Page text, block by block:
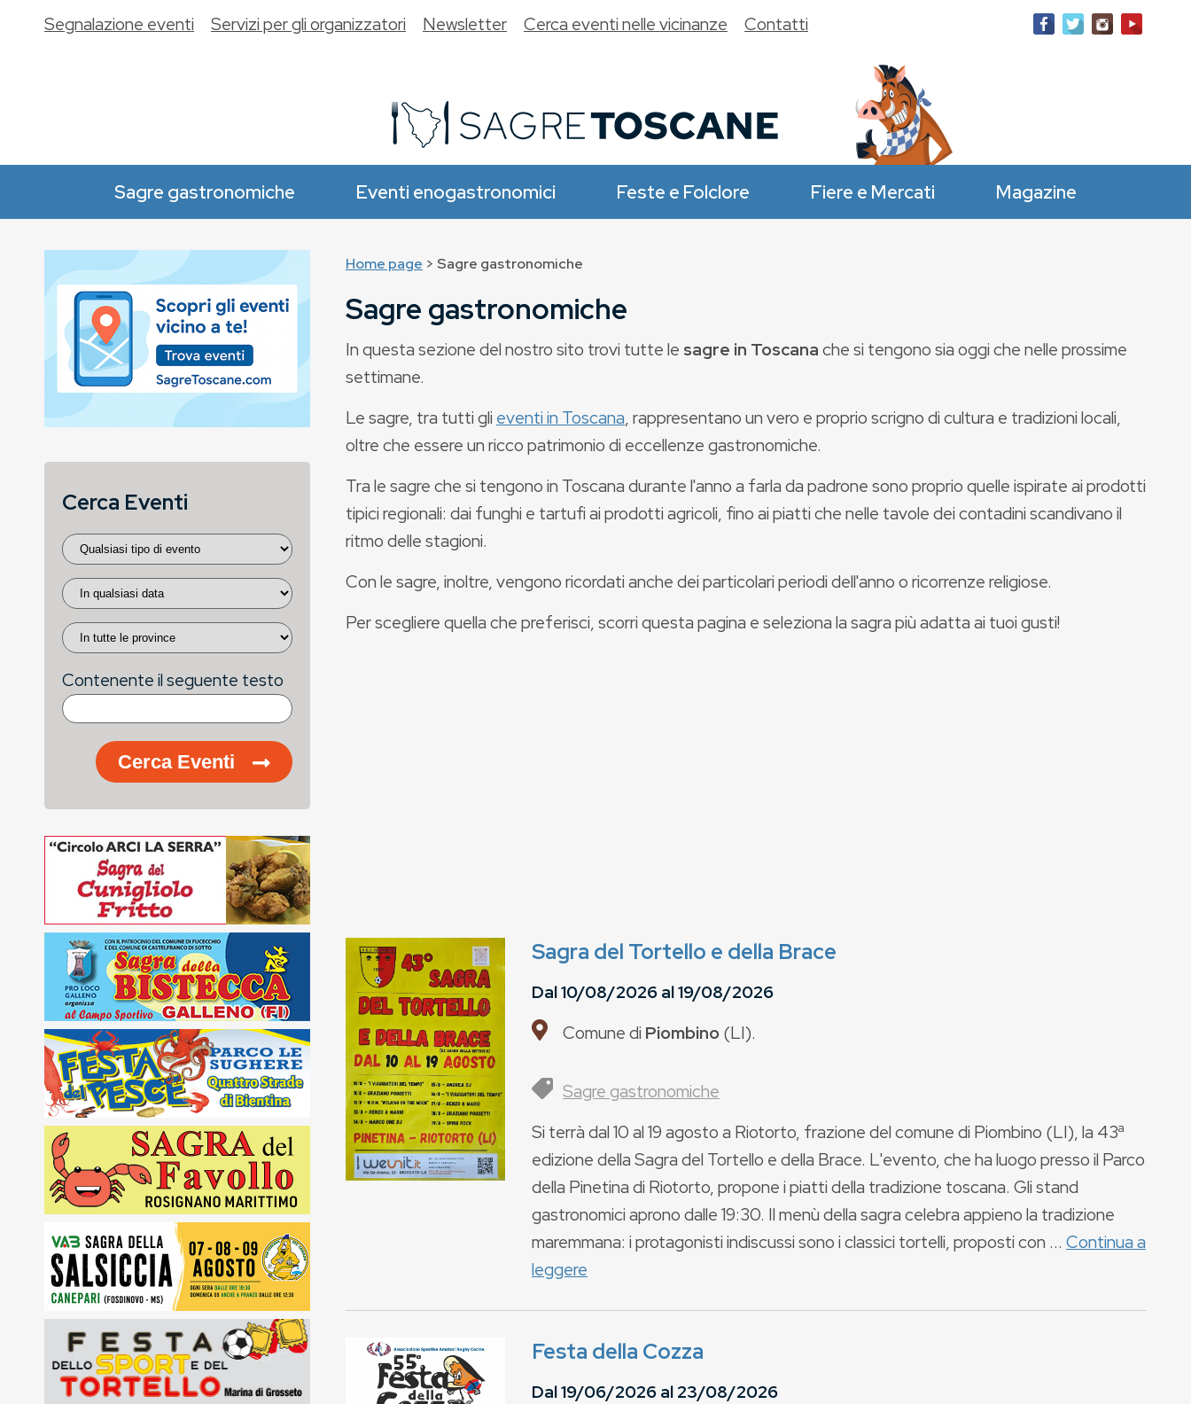
Sagre gastronomiche Eventi enogastronomici Feste e Folclore Fiere e Mercati Magazine
Segnalazione eventi Servizi per gli organizzatori Newsletter Cerca eventi nelle vicinanze Contatti
Home page > Sagre gastronomiche
Sagre gastronomiche
In questa sezione del nostro sito trovi tutte le sagre in Toscanache si tengono sia oggi che nelle prossime
settimane.
Le sagre, tra tutti gli eventi in Toscana, rappresentano un vero e proprio scrigno di cultura e tradizioni locali,
oltre che essere un ricco patrimonio di eccellenze gastronomiche.
Tra le sagre che si tengono in Toscana durante l'anno a farla da padrone sono proprio quelle ispirate ai prodotti
tipici regionali: dai funghi e tartufi ai prodotti agricoli, fino ai piatti che nelle tavole dei contadini scandivano il
ritmo delle stagioni.
Con le sagre, inoltre, vengono ricordati anche dei particolari periodi dell'anno o ricorrenze religiose.
Per scegliere quella che preferisci, scorri questa pagina e seleziona la sagra più adatta ai tuoi gusti!
Sagra del Tortello e della Brace
Dal10/08/2026al19/08/2026
Comune di Piombino(LI).
Sagre gastronomiche
Si terrà dal 10 al 19 agosto a Riotorto, frazione del comune di Piombino (LI), la 43ª
edizione della Sagra del Tortello e della Brace. L'evento, che ha luogo presso il Parco
della Pinetina di Riotorto, propone i piatti della tradizione toscana. Gli stand
gastronomici aprono dalle 19:30. Il menù della sagra celebra appieno la tradizione
maremmana: i protagonisti indiscussi sono i classici tortelli, proposti con ... Continua a
leggere
Festa della Cozza
Dal19/06/2026al23/08/2026
Cerca Eventi
Contenente il seguente testo
Cerca Eventi